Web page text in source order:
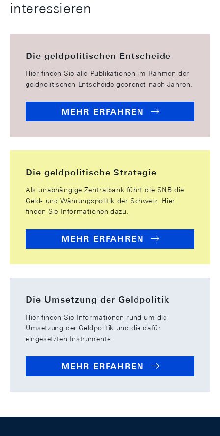
interessieren
Die geldpolitischen Entscheide
Hier finden Sie alle Publikationen im Rahmen der
geldpolitischen Entscheide geordnet nach Jahren.
MEHR ERFAHREN
Die geldpolitische Strategie
Als unabhängige Zentralbank führt die SNB die
Geld- und Währungspolitik der Schweiz. Hier
finden Sie Informationen dazu.
MEHR ERFAHREN
Die Umsetzung der Geldpolitik
Hier finden Sie Informationen rund um die
Umsetzung der Geldpolitik und die dafür
eingesetzten Instrumente.
MEHR ERFAHREN